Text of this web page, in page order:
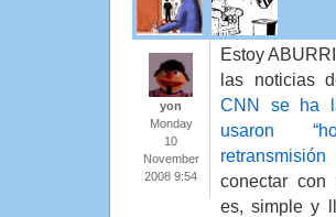
yon
Monday
10
November
2008 9:54
Estoy
las noticias
CNN se ha
usaron
conectar con
es, simple y